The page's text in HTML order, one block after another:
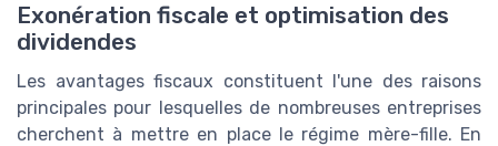
Exonération fiscale et optimisation des
dividendes
Les avantages fiscaux constituent l'une des raisons
principales pour lesquelles de nombreuses entreprises
cherchent à mettre en place le régime mère-fille. En